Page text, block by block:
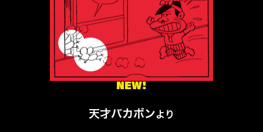
NEW!
天才バカボンより